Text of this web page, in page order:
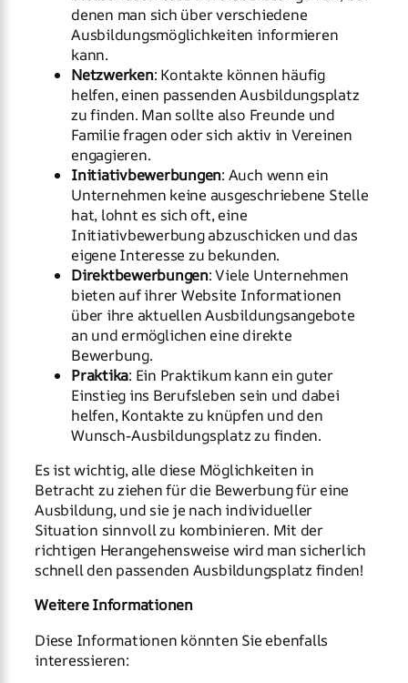
denen man sich über verschiedene
Ausbildungsmöglichkeiten informieren
kann.
Netzwerken: Kontakte können häufig
helfen, einen passenden Ausbildungsplatz
zu finden. Man sollte also Freunde und
Familie fragen oder sich aktiv in Vereinen
engagieren.
Initiativbewerbungen: Auch wenn ein
Unternehmen keine ausgeschriebene Stelle
hat, lohnt es sich oft, eine
Initiativbewerbung abzuschicken und das
eigene Interesse zu bekunden.
Direktbewerbungen: Viele Unternehmen
bieten auf ihrer Website Informationen
über ihre aktuellen Ausbildungsangebote
an und ermöglichen eine direkte
Bewerbung.
Praktika: Ein Praktikum kann ein guter
Einstieg ins Berufsleben sein und dabei
helfen, Kontakte zu knüpfen und den
Wunsch-Ausbildungsplatz zu finden.
Es ist wichtig, alle diese Möglichkeiten in
Betracht zu ziehen für die Bewerbung für eine
Ausbildung, und sie je nach individueller
Situation sinnvoll zu kombinieren. Mit der
richtigen Herangehensweise wird man sicherlich
schnell den passenden Ausbildungsplatz finden!
Weitere Informationen
Diese Informationen könnten Sie ebenfalls
interessieren: